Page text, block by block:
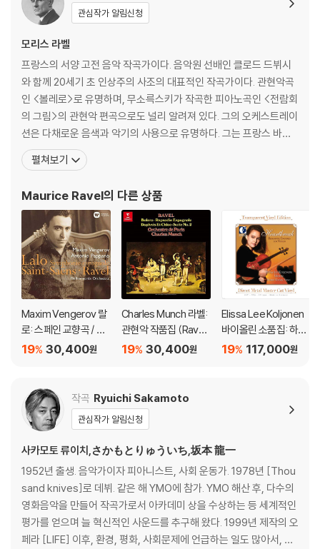
관심작가 알림신청
모리스 라벨
프랑스의 서양 고전 음악 작곡가이다. 음악원 선배인 클로드 드뷔시
와 함께 20세기 초 인상주의 사조의 대표적인 작곡가이다. 관현악곡
인 <볼레로>로 유명하며, 무소륵스키가 작곡한 피아노곡인 <전람회
의 그림>의 관현악 편곡으로도 널리 알려져 있다. 그의 오케스트레이
션은 다채로운 음색과 악기의 사용으로 유명하다. 그는 프랑스 바스
크 지방의 Ciboure에서 바스크계의 어머니와 스위스인인 아버지로
부터 태어났다. 열 네살이 되자 그의 아버지는 그의 음악적 재능을 키
뛰어난 재능을 보였는데, 재학 중 발표한 <죽은 왕녀를
펼쳐보기
Maurice Ravel의 다른 상품
Maxim Vengerov 랄
로: 스페인 교향곡 / 생
상스: 바이올린 협주곡
1 / Saint-Sans: Violin
Concerto Op.61) [U
HQCD]
30,400원
19%
Charles Munch 라벨:
관현악 작품집 (Ravel:
Bolero) [UHQCD]
30,400원
19%
Elissa Lee Koljonen
바이올린 소품집: 하트
브레이크 (Heartbrea
117,000원
19%
작곡 Ryuichi Sakamoto
관심작가 알림신청
사카모토 류이치,さかもとりゅういち,坂本 龍一
1952년 출생. 음악가이자 피아니스트, 사회 운동가. 1978년 [Thou
sand knives]로 데뷔. 같은 해 YMO에 참가. YMO 해산 후, 다수의
영화음악을 만들어 작곡가로서 아카데미 상을 수상하는 등 세계적인
평가를 얻으며 늘 혁신적인 사운드를 추구해 왔다. 1999년 제작의 오
페라 [LIFE] 이후, 환경, 평화, 사회문제에 언급하는 일도 많아서, 9.1